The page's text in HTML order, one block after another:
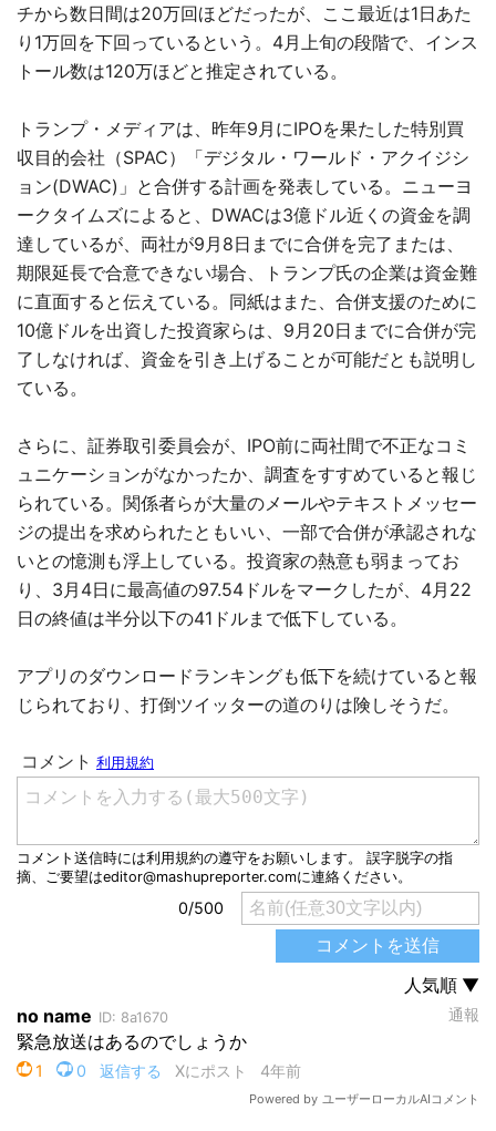
チから数日間は20万回ほどだったが、ここ最近は1日あた
り1万回を下回っているという。4月上旬の段階で、インス
トール数は120万ほどと推定されている。
トランプ・メディアは、昨年9月にIPOを果たした特別買
収目的会社（SPAC）「デジタル・ワールド・アクイジシ
ョン(DWAC)」と合併する計画を発表している。ニューヨ
ークタイムズによると、DWACは3億ドル近くの資金を調
達しているが、両社が9月8日までに合併を完了または、
期限延長で合意できない場合、トランプ氏の企業は資金難
に直面すると伝えている。同紙はまた、合併支援のために
10億ドルを出資した投資家らは、9月20日までに合併が完
了しなければ、資金を引き上げることが可能だとも説明し
ている。
さらに、証券取引委員会が、IPO前に両社間で不正なコミ
ュニケーションがなかったか、調査をすすめていると報じ
られている。関係者らが大量のメールやテキストメッセー
ジの提出を求められたともいい、一部で合併が承認されな
いとの憶測も浮上している。投資家の熱意も弱まってお
り、3月4日に最高値の97.54ドルをマークしたが、4月22
日の終値は半分以下の41ドルまで低下している。
アプリのダウンロードランキングも低下を続けていると報
じられており、打倒ツイッターの道のりは険しそうだ。